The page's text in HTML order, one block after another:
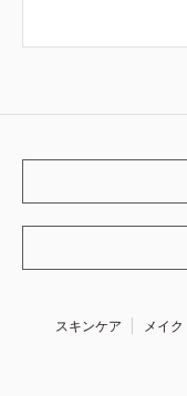
スキンケア メイク